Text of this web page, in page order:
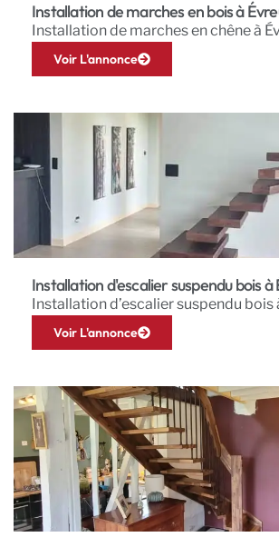
Installation de marches en bois à
Installation de marches en chêne à
Voir L'annonce
Installation d'escalier suspendu bois à
Installation d’escalier suspendu bois
Voir L'annonce